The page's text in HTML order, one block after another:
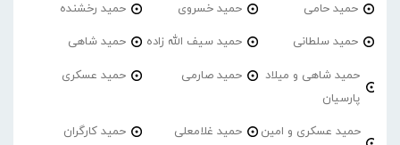
حمید حامی حمید خسروی حمید رخشنده
حمید سلطانی حمید سیف الله زاده حمید شاهی
حمید شاهی و میلاد
پارسیان
حمید صارمی حمید عسکری
حمید عسکری و امین
حمید غلامعلی حمید کارگران